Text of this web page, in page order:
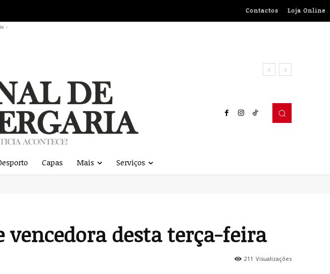
Contactos Loja Online
-
Capas Mais Serviços
vencedora desta terça-feira
211 Visualizações